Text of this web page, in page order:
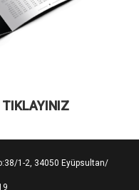
TIKLAYINIZ
1-2, 34050 Eyüpsultan/